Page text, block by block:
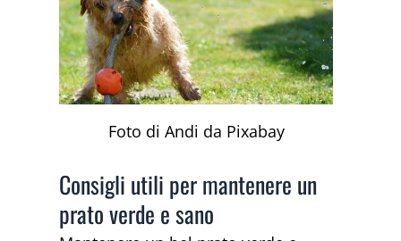
Foto di Andi da Pixabay
Consigli utili per mantenere un
prato verde e sano